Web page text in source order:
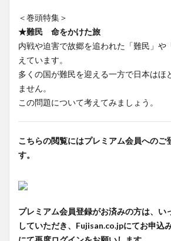
＜巻頭特集＞
★難民 命をかけた旅
内戦や迫害で故郷を追われた「難民」や
えています。
多くの国が難民を迎える一方で日本はほ
ません。
この問題について考えてみましょう。
こちらの閲覧にはプレミアム会員へのご
す。
プレミアム会員登録がお済みの方は、い
していただき、Fujisan.co.jpにてお申込